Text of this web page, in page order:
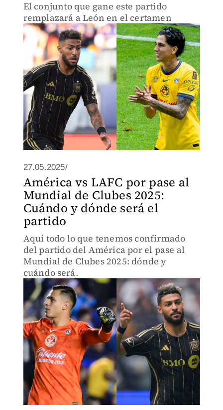
El conjunto que gane este partido
remplazará a León en el certamen
27.05.2025/
América vs LAFC por pase al
Mundial de Clubes 2025:
Cuándo y dónde será el
partido
Aquí todo lo que tenemos confirmado
del partido del América por el pase al
Mundial de Clubes 2025: dónde y
cuándo será.